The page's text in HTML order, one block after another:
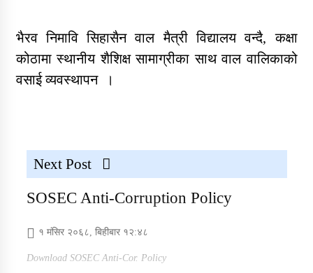
REQUEST FOR PROPOSAL
(RFP) Project Audit – Hatemalo
सोसेक नेपाल खानेपानी गुणस्तर परीक्षण
प्रयोगशाला स्थापना गर्न उपकरण र
सामग्री खरिदका लागि सिलबन्दी कोटेशन
आह्वान
भैरव निमावि सिहासैन वाल मैत्री विद्यालय वन्दै, कक्षा
कोठामा स्थानीय शैशिक्ष सामाग्रीका साथ वाल वालिकाको
वसाई व्यवस्थापन ।
Next Post
SOSEC Anti-Corruption Policy
१ मंसिर २०६८, बिहीबार १२:४८
Download SOSEC Anti-Cor. Policy